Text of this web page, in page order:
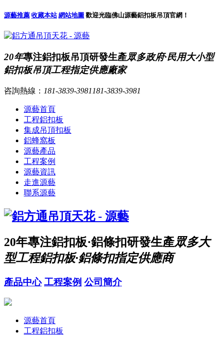
源藝推薦 收藏本站 網站地圖 歡迎光臨佛山源藝鋁扣板吊頂官網！
20年專注鋁扣板吊頂研發生產眾多政府·民用大小型
鋁扣板吊頂工程指定供應廠家
咨詢熱線： 181-3839-3981 181-3839-3981
源藝首頁
工程鋁扣板
集成吊頂扣板
鋁蜂窩板
源藝產品
工程案例
源藝資訊
走進源藝
聯系源藝
20年專注鋁扣板·鋁條扣研發生產眾多大
型工程鋁扣板·鋁條扣指定供應商
產品中心 工程案例 公司簡介
源藝首頁
工程鋁扣板